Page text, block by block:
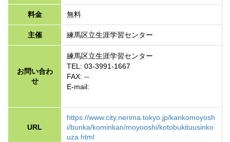
料金 無料
主催 練馬区立生涯学習センター
お問い合わ
せ
練馬区立生涯学習センター
TEL: 03-3991-1667
FAX: --
E-mail:
URL
https://www.city.nerima.tokyo.jp/kankomoyosh
i/bunka/kominkan/moyooshi/kotobukituusinko
uza.html